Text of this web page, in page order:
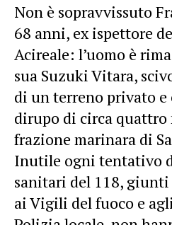
Non è sopravvissuto
68 anni, ex ispettore
Acireale: l’uomo è
sua Suzuki Vitara,
di un terreno privato
dirupo di circa
frazione marinara di
Inutile ogni tentativo
sanitari del 118,
ai Vigili del fuoco e